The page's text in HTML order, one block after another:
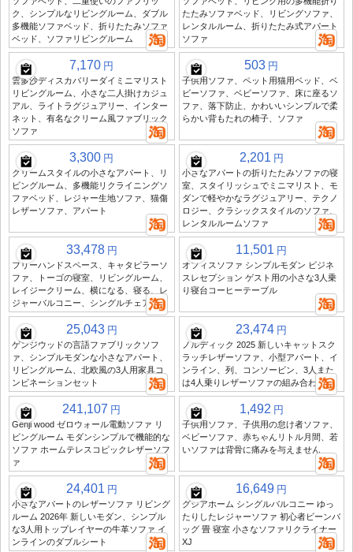
ク、シンプルなリビングルーム、ダブル
多機能ソファベッド、折りたたみソファ
ベッド、ソファリビングルーム
たたみソファベッド、リビングソファ、
レンタルルーム、折りたたみ式アパート
ソファ
7,170 円
雲多沙ディスカバリーダイミニマリスト
リビングルーム、小さな二人掛けカジュ
アル、ライトラグジュアリー、インター
ネット、有名なクリーム風ファブリック
ソファ
503 円
子供用ソファ、ペット用猫用ベッド、ベ
ビーソファ、ベビーソファ、床に座るソ
ファ、落下防止、かわいいシンプルで柔
らかい背もたれの椅子、ソファ
3,300 円
クリームスタイルの小さなアパート、リ
ビングルーム、多機能リクライニングソ
ファベッド、レジャー生地ソファ、猫傷
レザーソファ、アパート
2,201 円
小さなアパートの折りたたみソファの寝
室、スタイリッシュでミニマリスト、モ
ダンで軽やかなラグジュアリー、テクノ
ロジー、クラシックスタイルのソファ、
レンタルルームソファ
33,478 円
フリーハンドスペース、キャタピラーソ
ファ、トーゴの寝室、リビングルーム、
レイジークリーム、横になる、寝る、レ
ジャーバルコニー、シングルチェア
11,501 円
オフィスソファ シンプルモダン ビジネ
スレセプション ゲスト用の小さな3人乗
り寝台コーヒーテーブル
25,043 円
ゲンジウッドの言語ファブリックソフ
ァ、シンプルモダンな小さなアパート、
リビングルーム、北欧風の3人用家具コ
ンビネーションセット
23,474 円
ノルディック 2025 新しいキャットスク
ラッチレザーソファ、小型アパート、イ
ンライン、列、コンソービン、3人また
は4人乗りレザーソファの組み合わせ
241,107 円
Genji wood ゼロウォール電動ソファ リ
ビングルーム モダンシンプルで機能的な
ソファ ホームテレスコピックレザーソフ
ァ
1,492 円
子供用ソファ、子供用の怠け者ソファ、
ベビーソファ、赤ちゃんリトル月間、若
いソファは背骨に痛みを与えません
24,401 円
小さなアパートのレザーソファ リビング
ルーム 2026年 新しいモダン、シンプル
な3人用トップレイヤーの牛革ソファ イ
ンラインのダブルシート
16,649 円
グジアホーム シングルバルコニー ゆっ
たりしたレジャーソファ 初心者ビーンバ
ッグ 畳 寝室 小さなソファリクライナー
XJ